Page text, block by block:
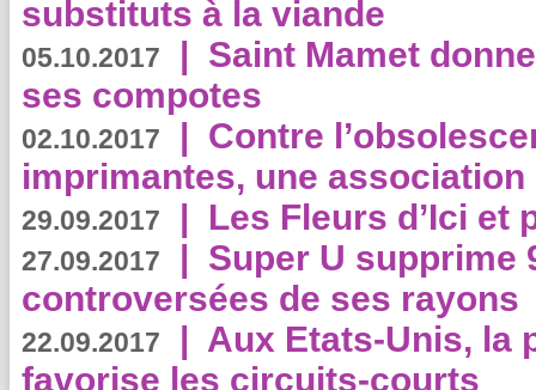
substituts à la viande
05.10.2017 | Saint Mamet
ses compotes
02.10.2017 | Contre
imprimantes, une
29.09.2017 | Les Fleurs d’Ici et
27.09.2017 | Super U supprime
controversées de ses rayons
22.09.2017 | Aux Etats-Unis, la
favorise les circuits-courts